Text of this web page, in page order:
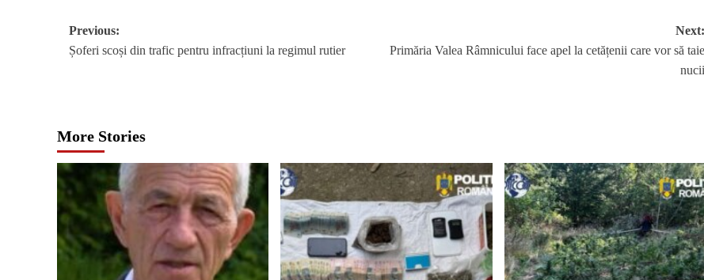
Post
navigation
Previous:
Șoferi scoși din trafic pentru infracțiuni la regimul rutier
Next:
Primăria Valea Râmnicului face apel la cetățenii care vor să taie
nucii
More Stories